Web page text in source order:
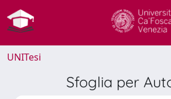
UNITesi
Sfoglia per